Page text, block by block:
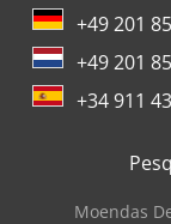
+49 201
+49 201
+34 911
Moendas